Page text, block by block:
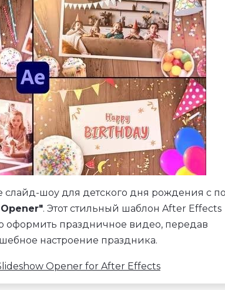
слайд-шоу для детского дня рождения с
. Этот стильный шаблон After Effects
оформить праздничное видео, передав
настроение праздника.
Opener for After Effects